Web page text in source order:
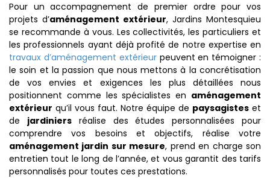
Pour un accompagnement de premier ordre pour vos
projets d’aménagement extérieur, Jardins Montesquieu
se recommande à vous. Les collectivités, les particuliers et
les professionnels ayant déjà profité de notre expertise en
travaux d’aménagement extérieurpeuvent en témoigner :
le soin et la passion que nous mettons à la concrétisation
de vos envies et exigences les plus détaillées nous
positionnent comme les spécialistes en aménagement
extérieur qu’il vous faut. Notre équipe de paysagistes et
de jardiniersréalise des études personnalisées pour
comprendre vos besoins et objectifs, réalise votre
aménagement jardin sur mesure, prend en charge son
entretien tout le long de l’année, et vous garantit des tarifs
personnalisés pour toutes ces prestations.